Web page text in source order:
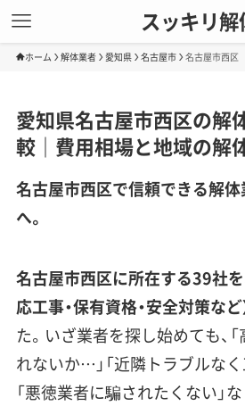
スッキリ解
ホーム 解体業者 愛知県 名古屋市 名古屋市西区
愛知県名古屋市西区の解
較｜費用相場と地域の解
名古屋市西区で信頼できる解
へ。
名古屋市西区に所在する39社を
応工事・保有資格・安全対策な
た。いざ業者を探し始めても、
れないか…」「近隣トラブルな
「悪徳業者に騙されたくない」